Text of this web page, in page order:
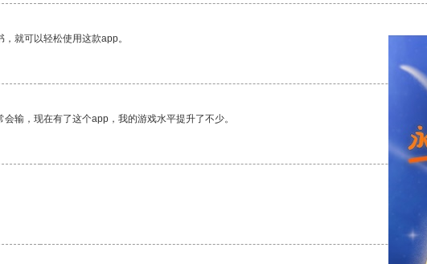
就可以轻松使用这款app。
输，现在有了这个app，我的游戏水平提升了不少。